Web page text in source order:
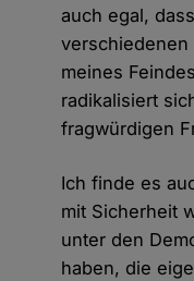
auch egal,
verschiedenen
meines
radikalisiert
fragwürdigen
Ich finde es
mit Sicherheit
unter den
haben, die